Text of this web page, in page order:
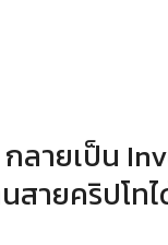
ลายเป็น
สายคริปโทไ